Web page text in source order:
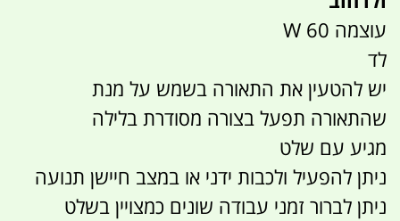
עוצמה 60 W
לד
יש להטעין את התאורה בשמש על מנת
שהתאורה תפעל בצורה מסודרת בלילה
מגיע עם שלט
ניתן להפעיל ולכבות ידני או במצב חיישן תנועה
ניתן לברור זמני עבודה שונים כמצויין בשלט